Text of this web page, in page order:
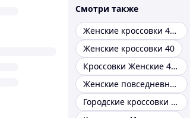
Смотри также
Женские кроссовки 41 размер
Женские кроссовки 40
Кроссовки Женские 41 42
Женские повседневные кроссовки
Городские кроссовки женские